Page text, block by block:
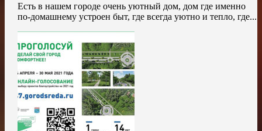
Есть в нашем городе очень уютный дом, дом где именно
по-домашнему устроен быт, где всегда уютно и тепло, где...